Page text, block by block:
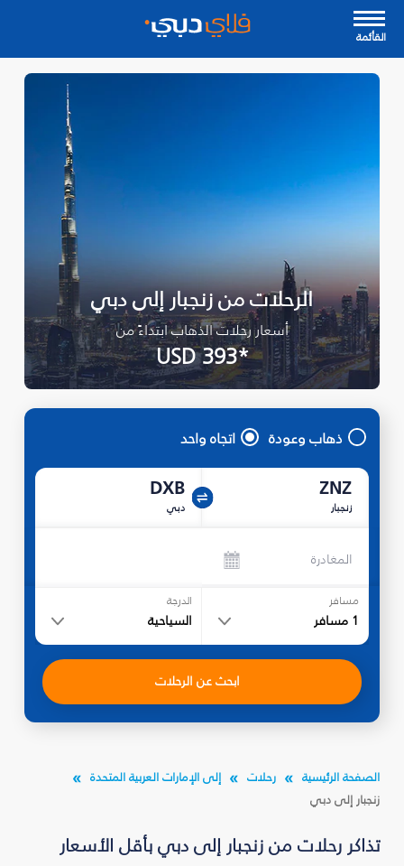
القأئمة
الرحلات من زنجبار إلى دبي
أسعار رحلات الذهاب ابتداءً من
*USD 393
ذهاب وعودة اتجاه واحد
ZNZ
زنجبار
DXB
دبي
المغادرة
مسافر
1 مسافر
الدرجة
السياحية
ابحث عن الرحلات
الصفحة الرئيسية رحلات
إلى الإمارات العربية المتحدة
زنجبار إلى دبي
تذاكر رحلات من زنجبار إلى دبي بأقل الأسعار